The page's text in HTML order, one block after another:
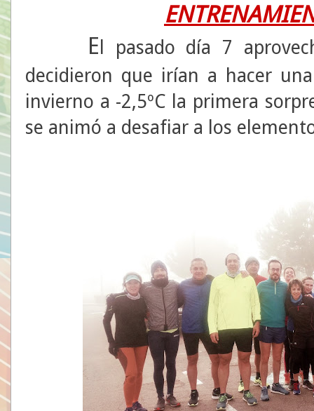
E l pasado día 7
decidieron que irían a hacer
invierno a -2,5ºC la primera
se animó a desafiar a los